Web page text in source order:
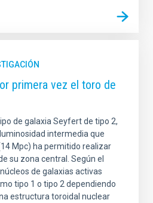
primera vez el toro de
de galaxia Seyfert de tipo 2,
intermedia que
Mpc) ha permitido realizar
su zona central. Según el
de galaxias activas
tipo 1 o tipo 2 dependiendo
estructura toroidal nuclear